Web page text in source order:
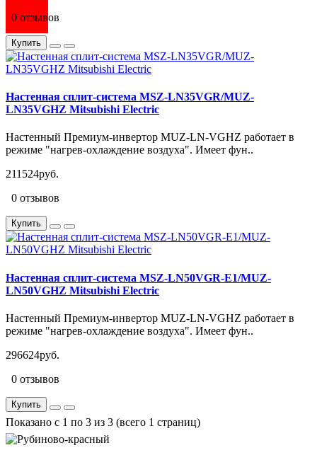
0 отзывов
Купить
Настенная сплит-система MSZ-LN35VGR/MUZ-
LN35VGHZ Mitsubishi Electric
Настенный Премиум-инвертор MUZ-LN-VGHZ работает в
режиме "нагрев-охлаждение воздуха". Имеет фун..
211524руб.
0 отзывов
Купить
Настенная сплит-система MSZ-LN50VGR-E1/MUZ-
LN50VGHZ Mitsubishi Electric
Настенный Премиум-инвертор MUZ-LN-VGHZ работает в
режиме "нагрев-охлаждение воздуха". Имеет фун..
296624руб.
0 отзывов
Купить
Показано с 1 по 3 из 3 (всего 1 страниц)